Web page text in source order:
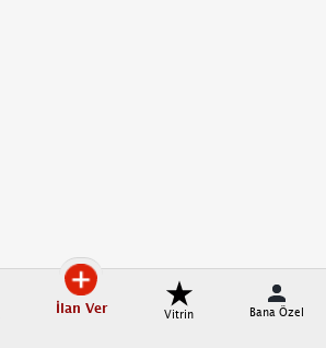
İlan Ver Vitrin Bana Özel